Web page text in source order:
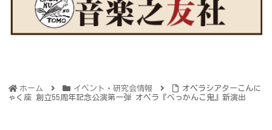
ホーム イベント・研究会情報
オペラシアターこんに
ゃく座 創立55周年記念公演第一弾 オペラ『べっかんこ鬼』新演出